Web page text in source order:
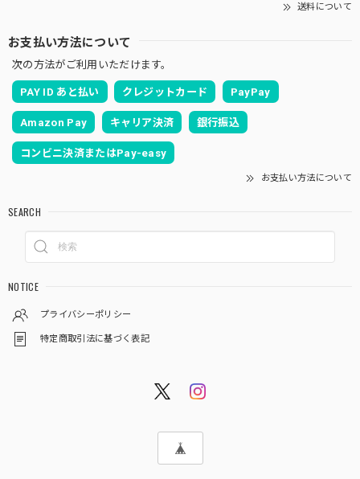
送料について
お支払い方法について
次の方法がご利用いただけます。
PAY ID あと払い クレジットカード PayPay
Amazon Pay キャリア決済 銀行振込
コンビニ決済またはPay-easy
お支払い方法について
SEARCH
NOTICE
プライバシーポリシー
特定商取引法に基づく表記